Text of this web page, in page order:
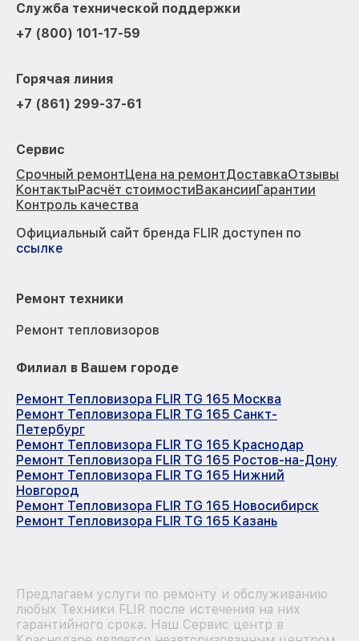
Служба технической поддержки
+7 (800) 101-17-59
Горячая линия
+7 (861) 299-37-61
Сервис
Срочный ремонтЦена на ремонтДоставкаОтзывы
КонтактыРасчёт стоимостиВакансииГарантии
Контроль качества
Официальный сайт бренда FLIR доступен по
ссылке
Ремонт техники
Ремонт тепловизоров
Филиал в Вашем городе
Ремонт Тепловизора FLIR TG 165 Москва
Ремонт Тепловизора FLIR TG 165 Санкт-
Петербург
Ремонт Тепловизора FLIR TG 165 Краснодар
Ремонт Тепловизора FLIR TG 165 Ростов-на-Дону
Ремонт Тепловизора FLIR TG 165 Нижний
Новгород
Ремонт Тепловизора FLIR TG 165 Новосибирск
Ремонт Тепловизора FLIR TG 165 Казань
Предлагаем услуги по ремонту и обслуживанию
любых Техники FLIR после истечения на них
гарантийного срока. Наш Сервис центр в